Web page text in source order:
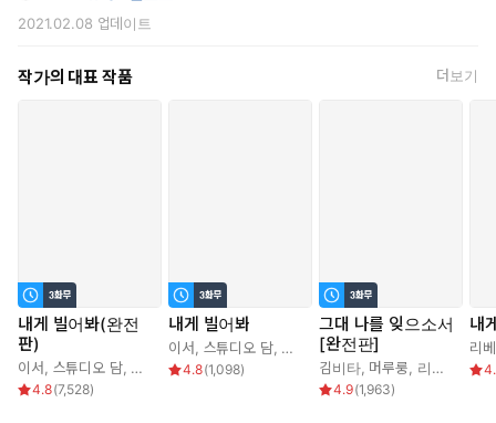
“이 술에도 독을 탔느냐?”
대관절 나를 팔아먹고 출세한 낭군님은
어찌하여 그 아까운 관직을 버리고 한량이 되어
제가 팔아먹은 여인의 곁을 맴도는 것인가.
한량 나리, 대체 정체가 무엇입니까?
2021.02.08 업데이트
작가의 대표 작품 더보기
내게 빌어봐(완전
판)
이서 스튜디오 담, 아이린,리베냐
4.8(7,528)
내게 빌어봐
이서 스튜디오 담, 아이린 ,리베냐
4.8(1,098)
그대 나를 잊으소서
[완전판]
김비타, 머루룽 리베냐
4.9(1,963)
내
리